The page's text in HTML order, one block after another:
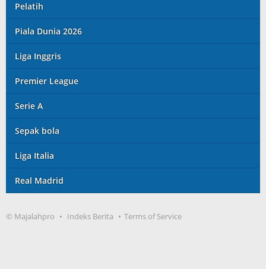
Pelatih
Piala Dunia 2026
Liga Inggris
Premier League
Serie A
Sepak bola
Liga Italia
Real Madrid
© Majalahpro Indeks Berita Terms of Service